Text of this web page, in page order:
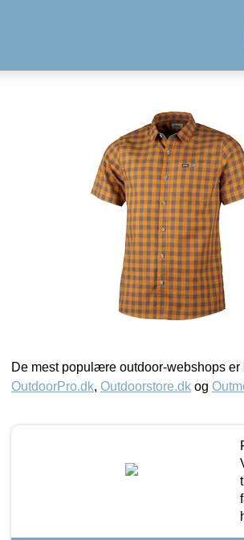
De mest populære outdoor-webshops
OutdoorPro.dk, Outdoorstore.dk og